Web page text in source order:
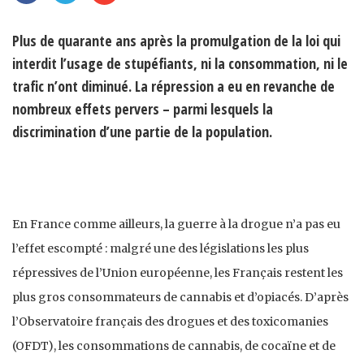
Plus de quarante ans après la promulgation de la loi qui
interdit l’usage de stupéfiants, ni la consommation, ni le
trafic n’ont diminué. La répression a eu en revanche de
nombreux effets pervers – parmi lesquels la
discrimination d’une partie de la population.
En France comme ailleurs, la guerre à la drogue n’a pas eu
l’effet escompté : malgré une des législations les plus
répressives de l’Union européenne, les Français restent les
plus gros consommateurs de cannabis et d’opiacés. D’après
l’Observatoire français des drogues et des toxicomanies
(OFDT), les consommations de cannabis, de cocaïne et de